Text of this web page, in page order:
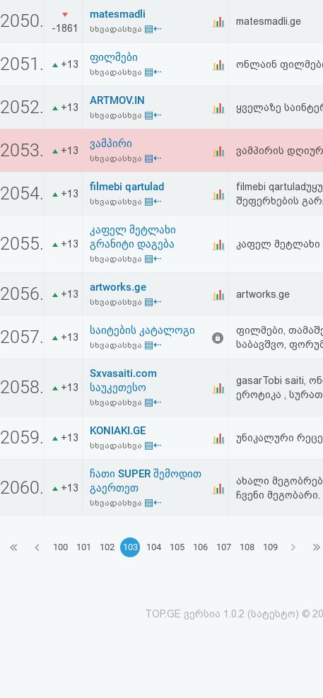
2050. -1861
matesmadli
სხვადასხვა ▤⇠
matesmadli.ge
2051. +13
ფილმები
სხვადასხვა ▤⇠
ონლაინ
2052. +13
ARTMOV.IN
სხვადასხვა ▤⇠
ყველაზე
2053. +13
ვამპირი
სხვადასხვა ▤⇠
ვამპირის
2054. +13
filmebi qartulad
სხვადასხვა ▤⇠
filmebi
შეფერხების
2055. +13
კაფელ მეტლახი
გრანიტი დაგება
სხვადასხვა ▤⇠
კაფელ მეტლახი
2056. +13
artworks.ge
სხვადასხვა ▤⇠
artworks.ge
2057. +13
საიტების კატალოგი
სხვადასხვა ▤⇠
ფილმები,
საბავშვო,
2058. +13
Sxvasaiti.com
საუკეთესო
სხვადასხვა ▤⇠
gasarTobi saiti,
ეროტიკა ,
2059. +13
KONIAKI.GE
სხვადასხვა ▤⇠
უნიკალური
2060. +13
ჩათი SUPER შემოდით
გაერთეთ
სხვადასხვა ▤⇠
ახალი
ჩვენი მეგობარი.
100 101 102 103 104 105 106 107 108 109
TOP.GE ვერსია 1.0.2 (სატესტო) ©